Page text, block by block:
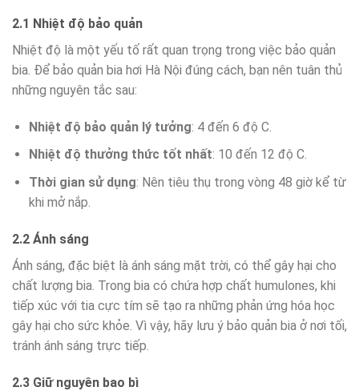
2.1 Nhiệt độ bảo quản
Nhiệt độ là một yếu tố rất quan trọng trong việc bảo quản
bia. Để bảo quản bia hơi Hà Nội đúng cách, bạn nên tuân thủ
những nguyên tắc sau:
Nhiệt độ bảo quản lý tưởng: 4 đến 6 độ C.
Nhiệt độ thưởng thức tốt nhất: 10 đến 12 độ C.
Thời gian sử dụng: Nên tiêu thụ trong vòng 48 giờ kể từ
khi mở nắp.
2.2 Ánh sáng
Ánh sáng, đặc biệt là ánh sáng mặt trời, có thể gây hại cho
chất lượng bia. Trong bia có chứa hợp chất humulones, khi
tiếp xúc với tia cực tím sẽ tạo ra những phản ứng hóa học
gây hại cho sức khỏe. Vì vậy, hãy lưu ý bảo quản bia ở nơi tối,
tránh ánh sáng trực tiếp.
2.3 Giữ nguyên bao bì